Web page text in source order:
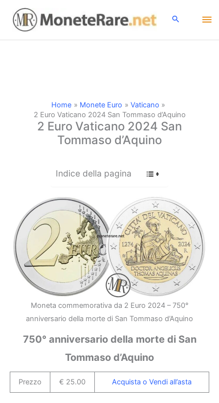
contenuto
Home Monete Euro
Vaticano
2 Euro Vaticano 2024 San Tommaso d’Aquino
2 Euro Vaticano 2024 San
Tommaso d’Aquino
Indice della pagina
Moneta commemorativa da 2 Euro 2024 – 750°
anniversario della morte di San Tommaso d’Aquino
750° anniversario della morte di San
Tommaso d’Aquino
Prezzo € 25.00 Acquista o Vendi all’asta